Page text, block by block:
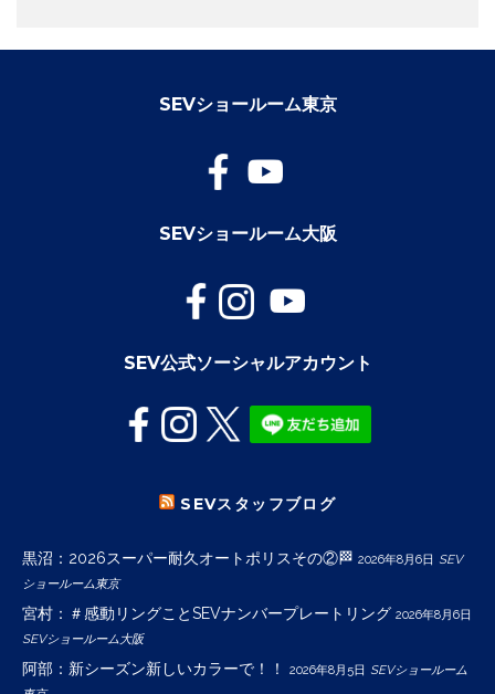
SEVショールーム東京
SEVショールーム大阪
SEV公式ソーシャルアカウント
SEVスタッフブログ
黒沼：2026スーパー耐久オートポリスその②🏁 2026年8月6日 SEV
ショールーム東京
宮村：＃感動リングことSEVナンバープレートリング 2026年8月6日
SEVショールーム大阪
阿部：新シーズン新しいカラーで！！ 2026年8月5日 SEVショールーム